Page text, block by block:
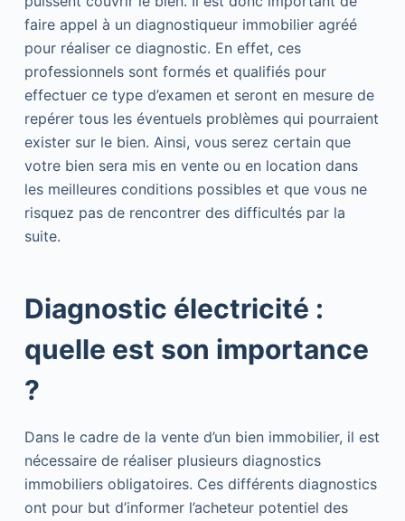
faire appel à un diagnostiqueur immobilier agréé
pour réaliser ce diagnostic. En effet, ces
professionnels sont formés et qualifiés pour
effectuer ce type d’examen et seront en mesure de
repérer tous les éventuels problèmes qui pourraient
exister sur le bien. Ainsi, vous serez certain que
votre bien sera mis en vente ou en location dans
les meilleures conditions possibles et que vous ne
risquez pas de rencontrer des difficultés par la
suite.
Diagnostic électricité :
quelle est son importance
?
Dans le cadre de la vente d’un bien immobilier, il est
nécessaire de réaliser plusieurs diagnostics
immobiliers obligatoires. Ces différents diagnostics
ont pour but d’informer l’acheteur potentiel des